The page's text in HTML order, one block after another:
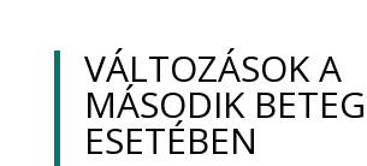
VÁLTOZÁSOK A
MÁSODIK BETEG
ESETÉBEN